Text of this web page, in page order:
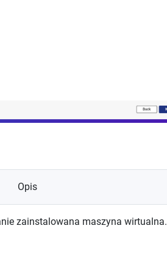
Opis
zainstalowana maszyna wirtualna.